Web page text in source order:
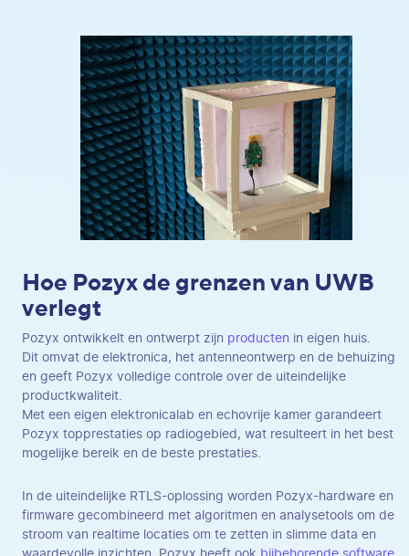
Hoe Pozyx de grenzen van UWB
verlegt
Pozyx ontwikkelt en ontwerpt zijn producten in eigen huis.
Dit omvat de elektronica, het antenneontwerp en de behuizing
en geeft Pozyx volledige controle over de uiteindelijke
productkwaliteit.
Met een eigen elektronicalab en echovrije kamer garandeert
Pozyx topprestaties op radiogebied, wat resulteert in het best
mogelijke bereik en de beste prestaties.
In de uiteindelijke RTLS-oplossing worden Pozyx-hardware en
firmware gecombineerd met algoritmen en analysetools om de
stroom van realtime locaties om te zetten in slimme data en